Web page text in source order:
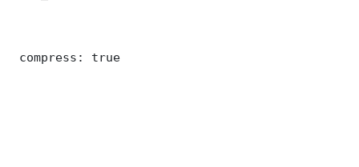
compress: true